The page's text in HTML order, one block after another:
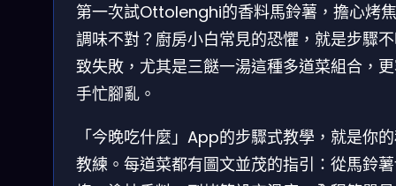
第一次試Ottolenghi的香料馬鈴薯，擔心烤
調味不對？廚房小白常見的恐懼，就是步驟
致失敗，尤其是三餸一湯這種多道菜組合，
手忙腳亂。
「今晚吃什麼」App的步驟式教學，就是你
教練。每道菜都有圖文並茂的指引：從馬鈴